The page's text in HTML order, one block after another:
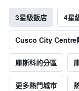
3星級飯店 4星
Cusco City Centre
庫斯科的分區
更多熱門城市